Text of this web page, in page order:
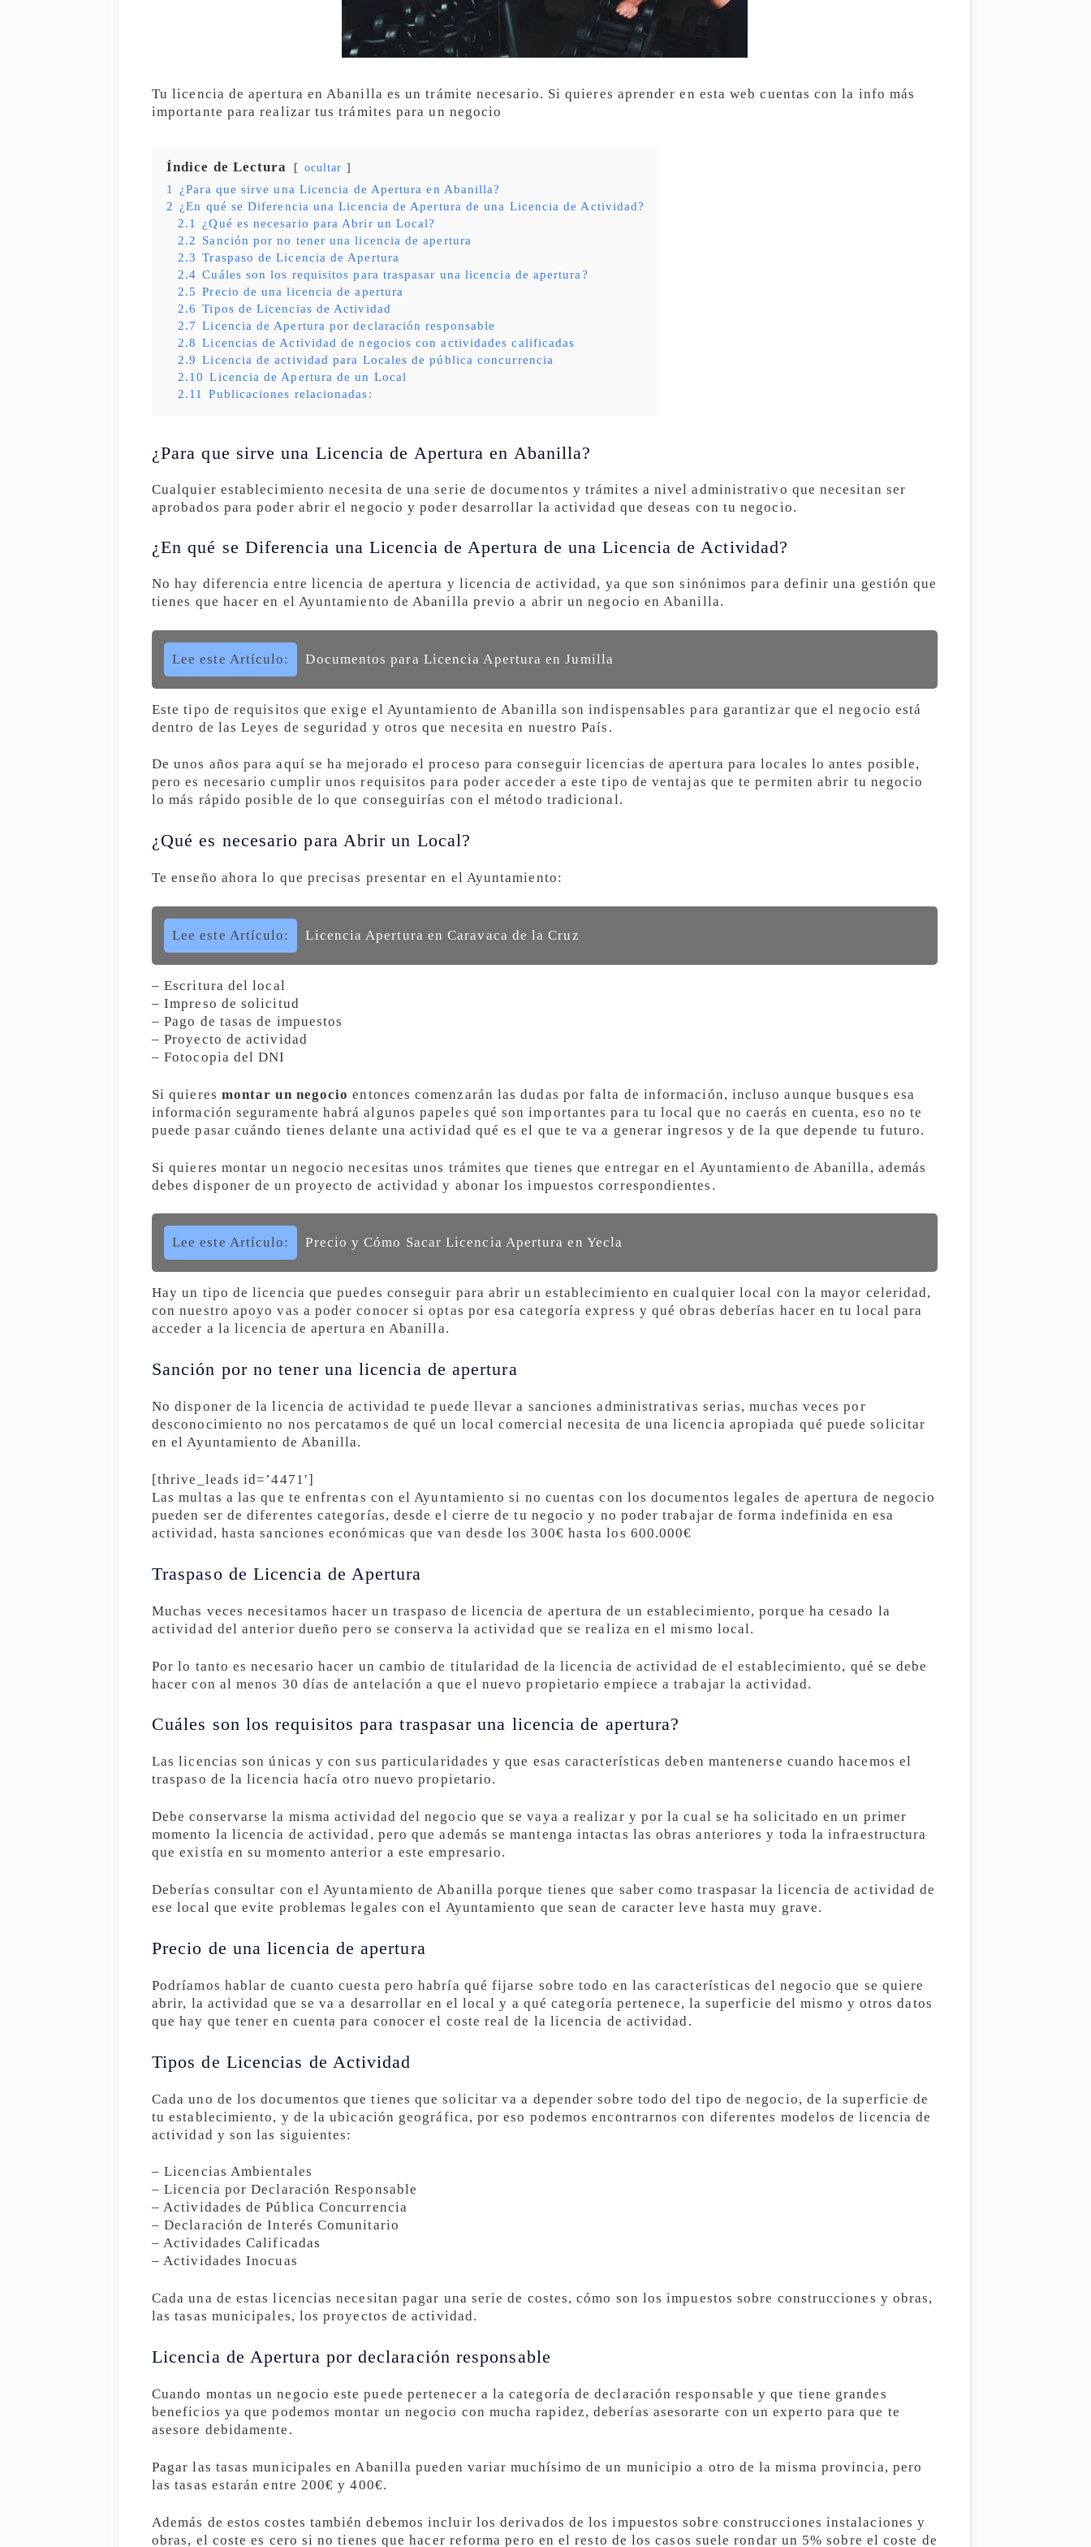
Tu licencia de apertura en Abanilla es un trámite necesario. Si quieres aprender en esta web cuentas con la info más
importante para realizar tus trámites para un negocio
Índice de Lectura ocultar
1
¿Para que sirve una Licencia de Apertura en Abanilla?
2 ¿En qué se Diferencia una Licencia de Apertura de una Licencia de Actividad?
2.1
¿Qué es necesario para Abrir un Local?
2.2 Sanción por no tener una licencia de apertura
2.3 Traspaso de Licencia de Apertura
2.4 Cuáles son los requisitos para traspasar una licencia de apertura?
2.5 Precio de una licencia de apertura
2.6 Tipos de Licencias de Actividad
2.7 Licencia de Apertura por declaración responsable
2.8 Licencias de Actividad de negocios con actividades calificadas
2.9 Licencia de actividad para Locales de pública concurrencia
2.10 Licencia de Apertura de un Local
2.11
Publicaciones relacionadas:
¿Para que sirve una Licencia de Apertura en Abanilla?
Cualquier establecimiento necesita de una serie de documentos y trámites a nivel administrativo que necesitan ser
aprobados para poder abrir el negocio y poder desarrollar la actividad que deseas con tu negocio.
¿En qué se Diferencia una Licencia de Apertura de una Licencia de Actividad?
No hay diferencia entre licencia de apertura y licencia de actividad, ya que son sinónimos para definir una gestión que
tienes que hacer en el Ayuntamiento de Abanilla previo a abrir un negocio en Abanilla.
Lee este Artículo: Documentos para Licencia Apertura en Jumilla
Este tipo de requisitos que exige el Ayuntamiento de Abanilla son indispensables para garantizar que el negocio está
dentro de las Leyes de seguridad y otros que necesita en nuestro País.
De unos años para aquí se ha mejorado el proceso para conseguir licencias de apertura para locales lo antes posible,
pero es necesario cumplir unos requisitos para poder acceder a este tipo de ventajas que te permiten abrir tu negocio
lo más rápido posible de lo que conseguirías con el método tradicional.
¿Qué es necesario para Abrir un Local?
Te enseño ahora lo que precisas presentar en el Ayuntamiento:
Lee este Artículo: Licencia Apertura en Caravaca de la Cruz
– Escritura del local
– Impreso de solicitud
– Pago de tasas de impuestos
– Proyecto de actividad
– Fotocopia del DNI
Si quieres montar un negocio entonces comenzarán las dudas por falta de información, incluso aunque busques esa
información seguramente habrá algunos papeles qué son importantes para tu local que no caerás en cuenta, eso no te
puede pasar cuándo tienes delante una actividad qué es el que te va a generar ingresos y de la que depende tu futuro.
Si quieres montar un negocio necesitas unos trámites que tienes que entregar en el Ayuntamiento de Abanilla, además
debes disponer de un proyecto de actividad y abonar los impuestos correspondientes.
Lee este Artículo: Precio y Cómo Sacar Licencia Apertura en Yecla
Hay un tipo de licencia que puedes conseguir para abrir un establecimiento en cualquier local con la mayor celeridad,
con nuestro apoyo vas a poder conocer si optas por esa categoría express y qué obras deberías hacer en tu local para
acceder a la licencia de apertura en Abanilla.
Sanción por no tener una licencia de apertura
No disponer de la licencia de actividad te puede llevar a sanciones administrativas serias, muchas veces por
desconocimiento no nos percatamos de qué un local comercial necesita de una licencia apropiada qué puede solicitar
en el Ayuntamiento de Abanilla.
[thrive_leads id=’4471′]
Las multas a las que te enfrentas con el Ayuntamiento si no cuentas con los documentos legales de apertura de negocio
pueden ser de diferentes categorías, desde el cierre de tu negocio y no poder trabajar de forma indefinida en esa
actividad, hasta sanciones económicas que van desde los 300€ hasta los 600.000€
Traspaso de Licencia de Apertura
Muchas veces necesitamos hacer un traspaso de licencia de apertura de un establecimiento, porque ha cesado la
actividad del anterior dueño pero se conserva la actividad que se realiza en el mismo local.
Por lo tanto es necesario hacer un cambio de titularidad de la licencia de actividad de el establecimiento, qué se debe
hacer con al menos 30 días de antelación a que el nuevo propietario empiece a trabajar la actividad.
Cuáles son los requisitos para traspasar una licencia de apertura?
Las licencias son únicas y con sus particularidades y que esas características deben mantenerse cuando hacemos el
traspaso de la licencia hacía otro nuevo propietario.
Debe conservarse la misma actividad del negocio que se vaya a realizar y por la cual se ha solicitado en un primer
momento la licencia de actividad, pero que además se mantenga intactas las obras anteriores y toda la infraestructura
que existía en su momento anterior a este empresario.
Deberías consultar con el Ayuntamiento de Abanilla porque tienes que saber como traspasar la licencia de actividad de
ese local que evite problemas legales con el Ayuntamiento que sean de caracter leve hasta muy grave.
Precio de una licencia de apertura
Podríamos hablar de cuanto cuesta pero habría qué fijarse sobre todo en las características del negocio que se quiere
abrir, la actividad que se va a desarrollar en el local y a qué categoría pertenece, la superficie del mismo y otros datos
que hay que tener en cuenta para conocer el coste real de la licencia de actividad.
Tipos de Licencias de Actividad
Cada uno de los documentos que tienes que solicitar va a depender sobre todo del tipo de negocio, de la superficie de
tu establecimiento, y de la ubicación geográfica, por eso podemos encontrarnos con diferentes modelos de licencia de
actividad y son las siguientes:
– Licencias Ambientales
– Licencia por Declaración Responsable
– Actividades de Pública Concurrencia
– Declaración de Interés Comunitario
– Actividades Calificadas
– Actividades Inocuas
Cada una de estas licencias necesitan pagar una serie de costes, cómo son los impuestos sobre construcciones y obras,
las tasas municipales, los proyectos de actividad.
Licencia de Apertura por declaración responsable
Cuando montas un negocio este puede pertenecer a la categoría de declaración responsable y que tiene grandes
beneficios ya que podemos montar un negocio con mucha rapidez, deberías asesorarte con un experto para que te
asesore debidamente.
Pagar las tasas municipales en Abanilla pueden variar muchísimo de un municipio a otro de la misma provincia, pero
las tasas estarán entre 200€ y 400€.
Además de estos costes también debemos incluir los derivados de los impuestos sobre construcciones instalaciones y
obras, el coste es cero si no tienes que hacer reforma pero en el resto de los casos suele rondar un 5% sobre el coste de